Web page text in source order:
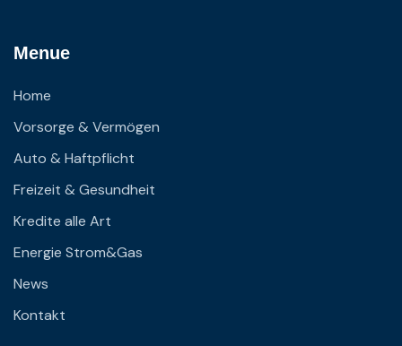
Menue
Home
Vorsorge & Vermögen
Auto & Haftpflicht
Freizeit & Gesundheit
Kredite alle Art
Energie Strom&Gas
News
Kontakt